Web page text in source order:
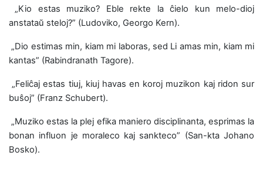
 „Kio estas muziko? Eble rekte la ĉielo kun melo-dioj
anstataŭ steloj?” (Ludoviko, Georgo Kern).
 „Dio estimas min, kiam mi laboras, sed Li amas min, kiam mi
kantas” (Rabindranath Tagore).
 „Feliĉaj estas tiuj, kiuj havas en koroj muzikon kaj ridon sur
buŝoj” (Franz Schubert).
 „Muziko estas la plej efika maniero disciplinanta, esprimas la
bonan influon je moraleco kaj sankteco” (San-kta Johano
Bosko).